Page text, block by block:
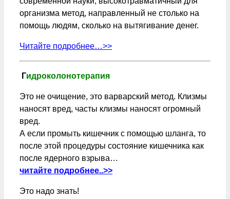
организма метод, направленный не столько на
помощь людям, сколько на вытягивание денег.
Читайте подробнее…>>
Гидроколонотерапия
Это не очищение, это варварский метод. Клизмы
наносят вред, часты клизмы наносят огромный
вред.
А если промыть кишечник с помощью шланга, то
после этой процедуры состояние кишечника как
после ядерного взрыва…
читайте подробнее..>>
Это надо знать!